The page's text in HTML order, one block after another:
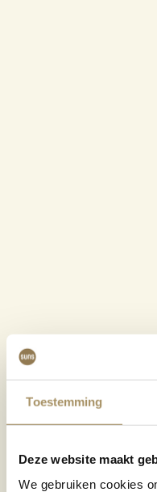
Toestemming
Deze website maakt
We gebruiken cookies